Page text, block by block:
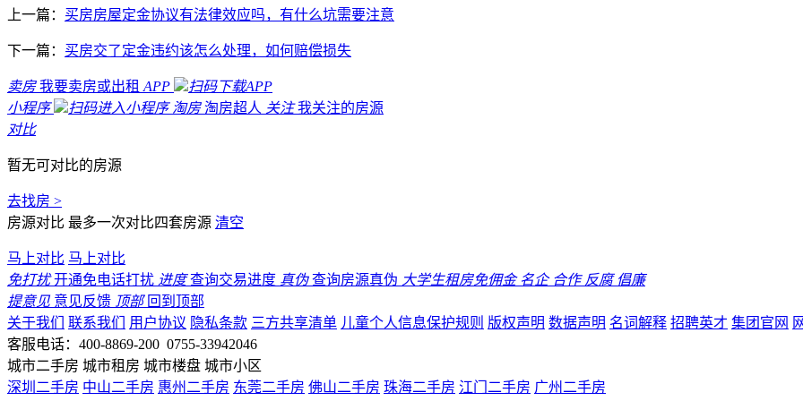
上一篇： 买房房屋定金协议有法律效应吗，有什么坑需要注意
下一篇： 买房交了定金违约该怎么处理，如何赔偿损失
卖房 我要卖房或出租 APP
扫码下载APP
小程序
扫码进入小程序 淘房 淘房超人 关注 我关注的房源
对比
暂无可对比的房源
去找房 >
房源对比 最多一次对比四套房源 清空
马上对比 马上对比
免打扰 开通免电话打扰 进度 查询交易进度 真伪 查询房源真伪 大学生租房免佣金 名企 合作 反腐 倡廉
提意见 意见反馈 顶部 回到顶部
关于我们
联系我们 用户协议 隐私条款 三方共享清单 儿童个人信息保护规则 版权声明 数据声明 名词解释 招聘英才 集团官网
客服电话：400-8869-200 0755-33942046
城市二手房 城市租房 城市楼盘 城市小区
深圳二手房 中山二手房 惠州二手房 东莞二手房 佛山二手房 珠海二手房 江门二手房 广州二手房